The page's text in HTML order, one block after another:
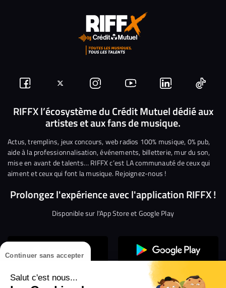
Continuer sans accepter
Salut c'est nous...
Suivez-
nous
Facebook
Suivez-
nous
sur
Twitter
Nous
rejoindre
sur
Instagram
Nous
rejoindre
sur
YouTube
Nous
rejoindre
sur
Linkedin
Nous
RIFFX l’écosystème du Crédit Mutuel dédié aux
artistes et aux fans de musique.
Actus, tremplins, jeux concours, web radios 100% musique, 0% pub,
aide à la professionnalisation, événements, billetterie, mur du son,
mise en avant de talents… RIFFX c’est LA communauté de ceux qui
aiment et ceux qui font la musique. Rejoignez-nous !
Prolongez l'expérience avec l'application RIFFX !
Disponible sur l'App Store et Google Play